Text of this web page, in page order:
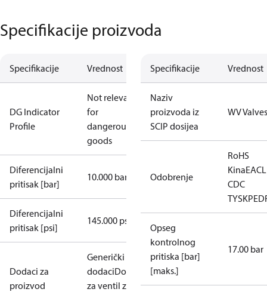
Specifikacije proizvoda
Specifikacije Vrednost
DG Indicator
Profile
Not relevant
for
dangerous
goods
Diferencijalni
pritisak [bar]
10.000 bar
Diferencijalni
pritisak [psi]
145.000 psi
Dodaci za
proizvod
Generički
dodaciDodaci
za ventil za
Specifikacije Vrednost
Naziv
proizvoda iz
SCIP dosijea
WV Valves
Odobrenje
RoHS
KinaEAC
CDC
TYSKPED
Opseg
kontrolnog
pritiska [bar]
[maks.]
17.00 bar